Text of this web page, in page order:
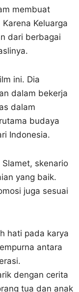
membuat
Keluarga
dari berbagai
ini. Dia
dalam bekerja
dalam
budaya
Indonesia.
skenario
yang baik.
juga sesuai
hati pada karya
antara
dengan cerita
tua dan anak